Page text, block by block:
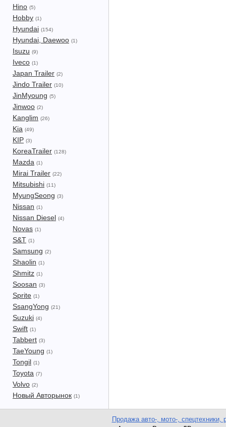
Hino (5)
Hobby (1)
Hyundai (154)
Hyundai, Daewoo (1)
Isuzu (9)
Iveco (1)
Japan Trailer (2)
Jindo Trailer (10)
JinMyoung (5)
Jinwoo (2)
Kanglim (26)
Kia (49)
KIP (3)
KoreaTrailer (128)
Mazda (1)
Mirai Trailer (22)
Mitsubishi (11)
MyungSeong (3)
Nissan (1)
Nissan Diesel (4)
Novas (1)
S&T (1)
Samsung (2)
Shaolin (1)
Shmitz (1)
Soosan (3)
Sprite (1)
SsangYong (21)
Suzuki (4)
Swift (1)
Tabbert (3)
TaeYoung (1)
Tongil (1)
Toyota (7)
Volvo (2)
Новый Авторынок (1)
Продажа авто-, мото-, спецтехники,